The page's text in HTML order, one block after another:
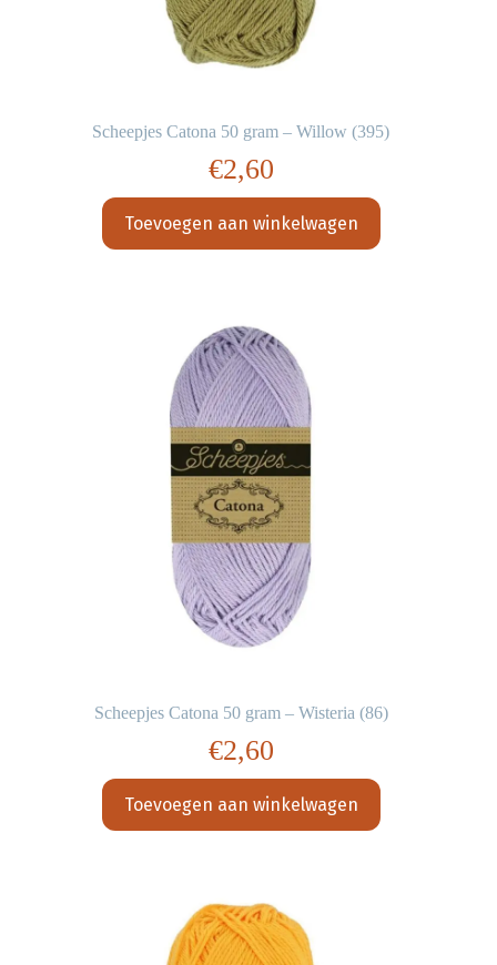
Scheepjes Catona 50 gram – Willow (395)
€2,60
Toevoegen aan winkelwagen
Scheepjes Catona 50 gram – Wisteria (86)
€2,60
Toevoegen aan winkelwagen